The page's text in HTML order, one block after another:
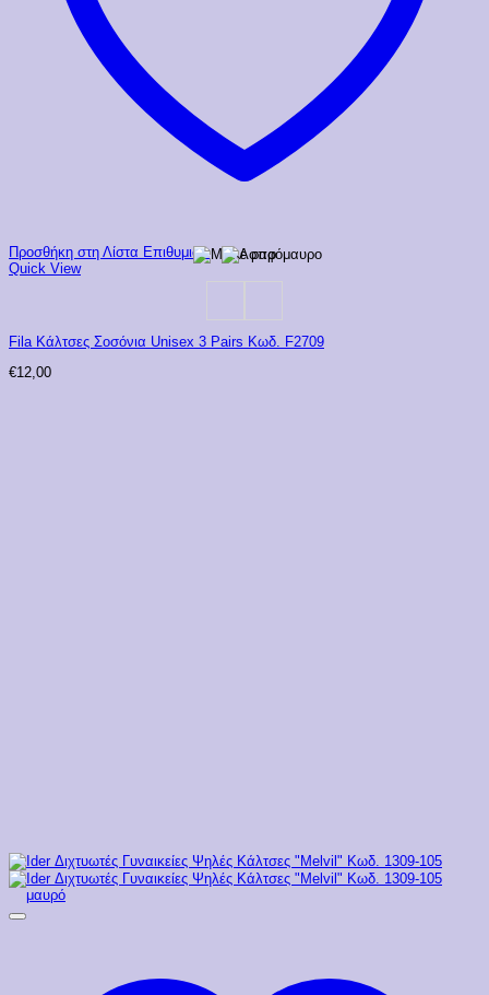
Προσθήκη στη Λίστα Επιθυμιών
Quick View
Fila Κάλτσες Σοσόνια Unisex 3 Pairs Κωδ. F2709
€12,00